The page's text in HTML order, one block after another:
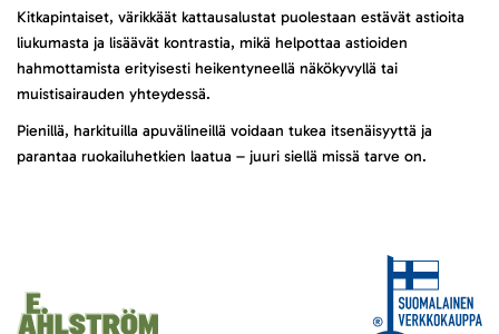
Kitkapintaiset, värikkäät kattausalustat puolestaan estävät astioita
liukumasta ja lisäävät kontrastia, mikä helpottaa astioiden
hahmottamista erityisesti heikentyneellä näkökyvyllä tai
muistisairauden yhteydessä.
Pienillä, harkituilla apuvälineillä voidaan tukea itsenäisyyttä ja
parantaa ruokailuhetkien laatua – juuri siellä missä tarve on.